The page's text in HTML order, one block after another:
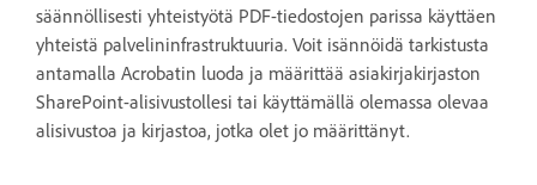
säännöllisesti yhteistyötä PDF-tiedostojen parissa käyttäen
yhteistä palvelininfrastruktuuria. Voit isännöidä tarkistusta
antamalla Acrobatin luoda ja määrittää asiakirjakirjaston
SharePoint-alisivustollesi tai käyttämällä olemassa olevaa
alisivustoa ja kirjastoa, jotka olet jo määrittänyt.